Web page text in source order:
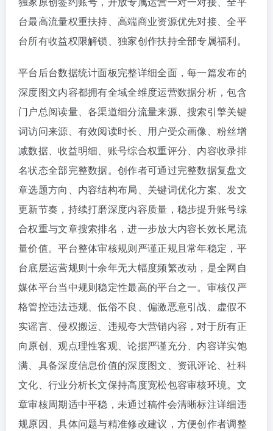
台最高流量权重扶持、高端商业资源优先对接、全平
台所有收益权限解锁、独家创作扶持全部专属福利。
平台后台数据统计面板完整详细全面，每一篇发布的
深度图文内容都拥有全域全维度运营数据分析，包含
门户总阅读量、各渠道细分流量来源、搜索引擎关键
词访问来源、有效阅读时长、用户受众画像、粉丝增
减数据、收益明细、账号综合权重评分、内容收录排
名状态全部完整数据。创作者可通过完整数据复盘文
章选题方向、内容结构布局、关键词优化方案、发文
更新节奏，持续打磨深度内容质量，稳步提升账号综
合权重与文章搜索排名，进一步放大内容长效长尾流
量价值。平台整体审核规则严谨正规且常年稳定，平
台底层运营规则十余年无大幅度频繁改动，是全网自
媒体平台当中规则稳定性最高的平台之一。审核仅严
格管控违法违规、低俗不良、偏激恶意引战、虚假不
实谣言、侵权搬运、违规夸大营销内容，对于所有正
向原创、观点理性客观、论据严谨充分、内容详实饱
满、具备深度信息价值的深度图文、资讯评论、社科
文化、行业分析长文保持高度宽松包容审核环境。文
章审核周期适中平稳，未通过稿件会清晰标注详细违
规原因、具体问题与精准修改建议，方便创作者调整